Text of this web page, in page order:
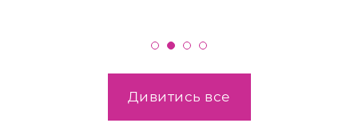
Дивитись все